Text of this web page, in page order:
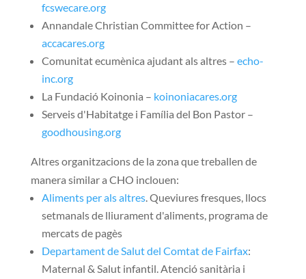
fcswecare.org
Annandale Christian Committee for Action –
accacares.org
Comunitat ecumènica ajudant als altres – echo-
inc.org
La Fundació Koinonia – koinoniacares.org
Serveis d'Habitatge i Família del Bon Pastor –
goodhousing.org
Altres organitzacions de la zona que treballen de
manera similar a CHO inclouen:
Aliments per als altres. Queviures fresques, llocs
setmanals de lliurament d'aliments, programa de
mercats de pagès
Departament de Salut del Comtat de Fairfax:
Maternal & Salut infantil. Atenció sanitària i